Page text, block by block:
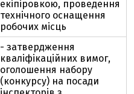
екіпіровкою, проведення
технічного оснащення
робочих місць
- затвердження
кваліфікаційних вимог,
оголошення набору
(конкурсу) на посади